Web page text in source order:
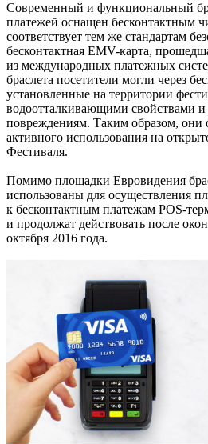
Современный и функциональный
платежей оснащен бесконтактным
соответствует тем же стандартам
бесконтактная EMV-карта,
из международных платежных
браслета посетители могли через
установленные на территории
водоотталкивающими свойствами
повреждениям. Таким образом, они
активного использования на
Фестиваля.
Помимо площадки Евровидения
использованы для осуществления
к бесконтактным платежам POS-
и продолжат действовать после
октября 2016 года.